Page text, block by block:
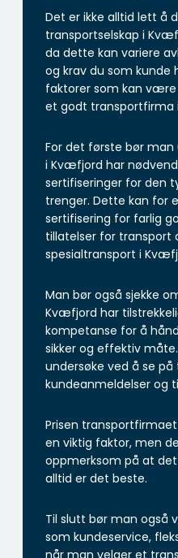
Det er ikke alltid lett å
transportselskap i
da dette kan variere
og krav du som kunde
faktorer som kan
et godt transportfirma
For det første bør man
i Kvæfjord har
sertifiseringer for den
trenger. Dette kan for
sertifisering for farlig
tillatelser for transport
spesialtransport i
Man bør også sjekke
Kvæfjord har
kompetanse for å
sikker og effektiv
undersøke ved å se på
kundeanmeldelser og
Prisen
en viktig faktor, men
oppmerksom på at
alltid er det beste.
Til slutt bør man også
som kundeservice,